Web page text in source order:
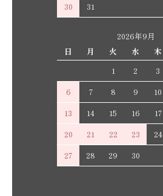
30
31
2026年9月
日
月 火 水 木
1
2 3
6
7 8 9 10
13
14 15 16 17
20
21 22 23 24
27
28 29 30